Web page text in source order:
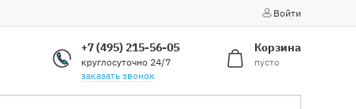
Войти
+7 (495) 215-56-05
круглосуточно 24/7
заказать звонок
Корзина
пусто